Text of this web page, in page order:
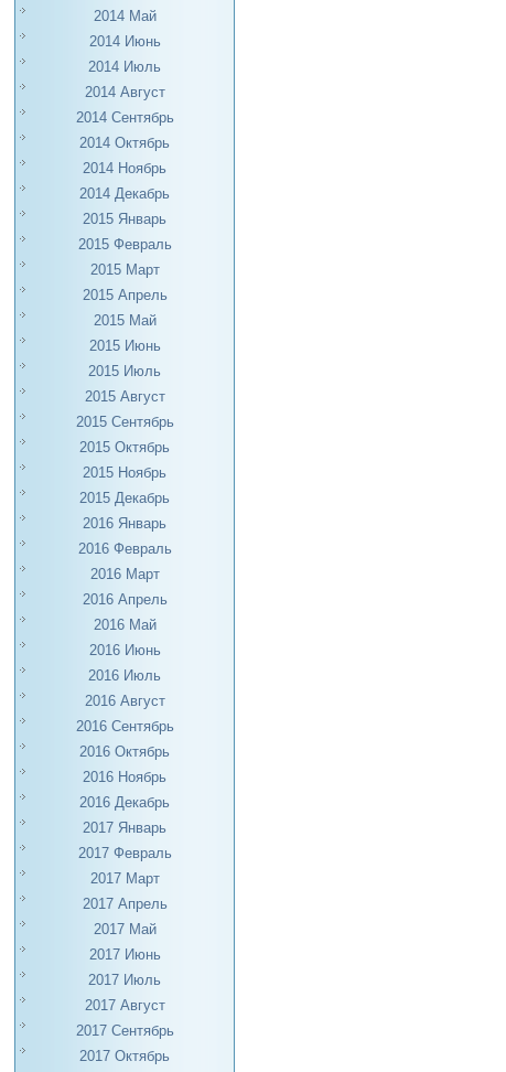
2014 Май
2014 Июнь
2014 Июль
2014 Август
2014 Сентябрь
2014 Октябрь
2014 Ноябрь
2014 Декабрь
2015 Январь
2015 Февраль
2015 Март
2015 Апрель
2015 Май
2015 Июнь
2015 Июль
2015 Август
2015 Сентябрь
2015 Октябрь
2015 Ноябрь
2015 Декабрь
2016 Январь
2016 Февраль
2016 Март
2016 Апрель
2016 Май
2016 Июнь
2016 Июль
2016 Август
2016 Сентябрь
2016 Октябрь
2016 Ноябрь
2016 Декабрь
2017 Январь
2017 Февраль
2017 Март
2017 Апрель
2017 Май
2017 Июнь
2017 Июль
2017 Август
2017 Сентябрь
2017 Октябрь